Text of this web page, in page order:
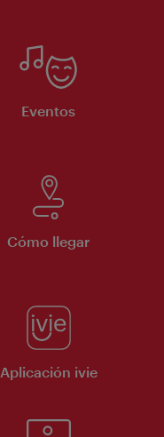
Eventos
Cómo llegar
Aplicación ivie